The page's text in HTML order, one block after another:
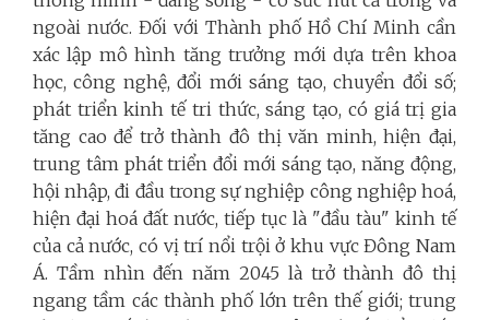
ngoài nước. Đối với Thành phố Hồ Chí Minh cần
xác lập mô hình tăng trưởng mới dựa trên khoa
học, công nghệ, đổi mới sáng tạo, chuyển đổi số;
phát triển kinh tế tri thức, sáng tạo, có giá trị gia
tăng cao để trở thành đô thị văn minh, hiện đại,
trung tâm phát triển đổi mới sáng tạo, năng động,
hội nhập, đi đầu trong sự nghiệp công nghiệp hoá,
hiện đại hoá đất nước, tiếp tục là "đầu tàu" kinh tế
của cả nước, có vị trí nổi trội ở khu vực Đông Nam
Á. Tầm nhìn đến năm 2045 là trở thành đô thị
ngang tầm các thành phố lớn trên thế giới; trung